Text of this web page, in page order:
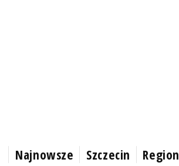
Najnowsze Szczecin Region